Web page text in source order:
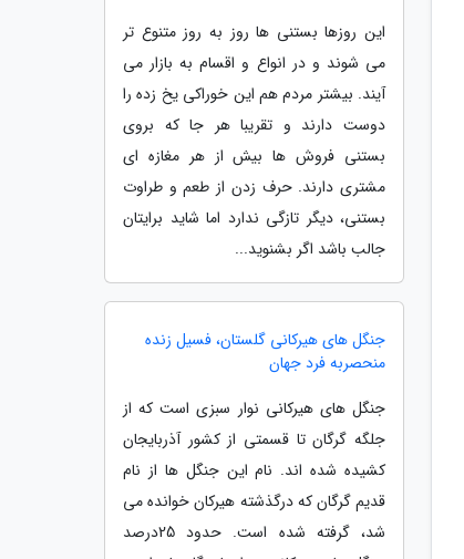
این روزها بستنی ها روز به روز متنوع تر
می شوند و در انواع و اقسام به بازار می
آیند. بیشتر مردم هم این خوراکی یخ زده را
دوست دارند و تقریبا هر جا که بروی
بستنی فروش ها بیش از هر مغازه ای
مشتری دارند. حرف زدن از طعم و طراوت
بستنی، دیگر تازگی ندارد اما شاید برایتان
جالب باشد اگر بشنوید...
جنگل های هیرکانی گلستان، فسیل زنده
منحصربه فرد جهان
جنگل های هیرکانی نوار سبزی است که از
جلگه گرگان تا قسمتی از کشور آذربایجان
کشیده شده اند. نام این جنگل ها از نام
قدیم گرگان که درگذشته هیرکان خوانده می
شد، گرفته شده است. حدود 25درصد